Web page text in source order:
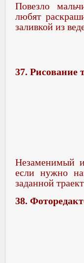
Повезло
любят
заливкой из
37. Рисование
Незаменимый
если нужно
заданной
38.